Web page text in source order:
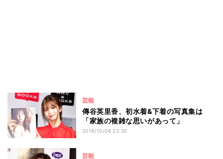
芸能
傳谷英里香、初水着&下着の写真集は
「家族の複雑な思いがあって」
2019/10/06 22:30
芸能